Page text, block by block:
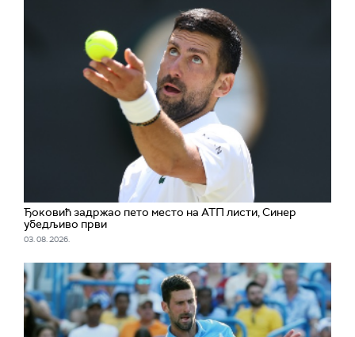
Ђоковић задржао пето место на АТП листи, Синер
убедљиво први
03. 08. 2026.